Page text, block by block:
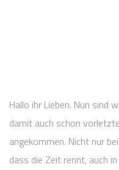
Hallo ihr Lieben. Nun sind
damit auch schon
angekommen. Nicht nur
dass die Zeit rennt, auch